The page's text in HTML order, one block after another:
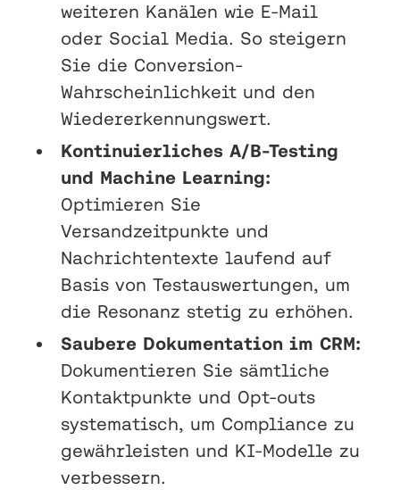
weiteren Kanälen wie E-Mail
oder Social Media. So steigern
Sie die Conversion-
Wahrscheinlichkeit und den
Wiedererkennungswert.
Kontinuierliches A/B-Testing
und Machine Learning:
Optimieren Sie
Versandzeitpunkte und
Nachrichtentexte laufend auf
Basis von Testauswertungen, um
die Resonanz stetig zu erhöhen.
Saubere Dokumentation im CRM:
Dokumentieren Sie sämtliche
Kontaktpunkte und Opt-outs
systematisch, um Compliance zu
gewährleisten und KI-Modelle zu
verbessern.